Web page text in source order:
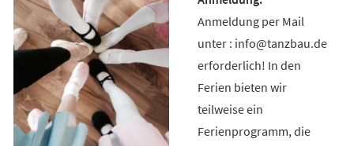
Anmeldung per Mail
unter : info@tanzbau.de
erforderlich! In den
Ferien bieten wir
teilweise ein
Ferienprogramm, die